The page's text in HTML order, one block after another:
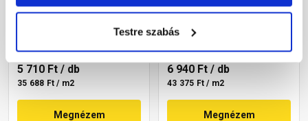
Testre szabás
egy élen kezelt hardline
5 710 Ft / db
35 688 Ft / m2
Megnézem
két élen kezelt softline
Gyártói készleten
6 940 Ft / db
43 375 Ft / m2
Megnézem